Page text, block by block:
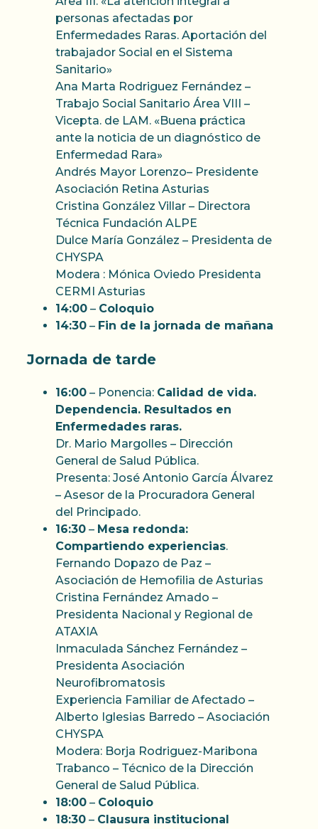
personas afectadas por
Enfermedades Raras. Aportación del
trabajador Social en el Sistema
Sanitario»
Ana Marta Rodriguez Fernández –
Trabajo Social Sanitario Área VIII –
Vicepta. de LAM. «Buena práctica
ante la noticia de un diagnóstico de
Enfermedad Rara»
Andrés Mayor Lorenzo– Presidente
Asociación Retina Asturias
Cristina González Villar – Directora
Técnica Fundación ALPE
Dulce María González – Presidenta de
CHYSPA
Modera : Mónica Oviedo Presidenta
CERMI Asturias
14:00 – Coloquio
14:30 – Fin de la jornada de mañana
Jornada de tarde
16:00 – Ponencia: Calidad de vida.
Dependencia. Resultados en
Enfermedades raras.
Dr. Mario Margolles – Dirección
General de Salud Pública.
Presenta: José Antonio García Álvarez
– Asesor de la Procuradora General
del Principado.
16:30 – Mesa redonda:
Compartiendo experiencias.
Fernando Dopazo de Paz –
Asociación de Hemofilia de Asturias
Cristina Fernández Amado –
Presidenta Nacional y Regional de
ATAXIA
Inmaculada Sánchez Fernández –
Presidenta Asociación
Neurofibromatosis
Experiencia Familiar de Afectado –
Alberto Iglesias Barredo – Asociación
CHYSPA
Modera: Borja Rodriguez-Maribona
Trabanco – Técnico de la Dirección
General de Salud Pública.
18:00 – Coloquio
18:30 – Clausura institucional